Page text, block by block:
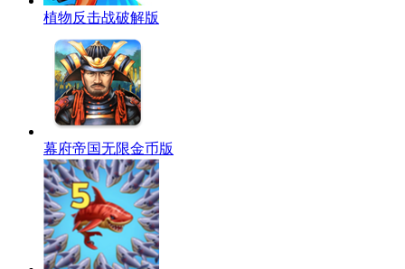
植物反击战破解版
幕府帝国无限金币版